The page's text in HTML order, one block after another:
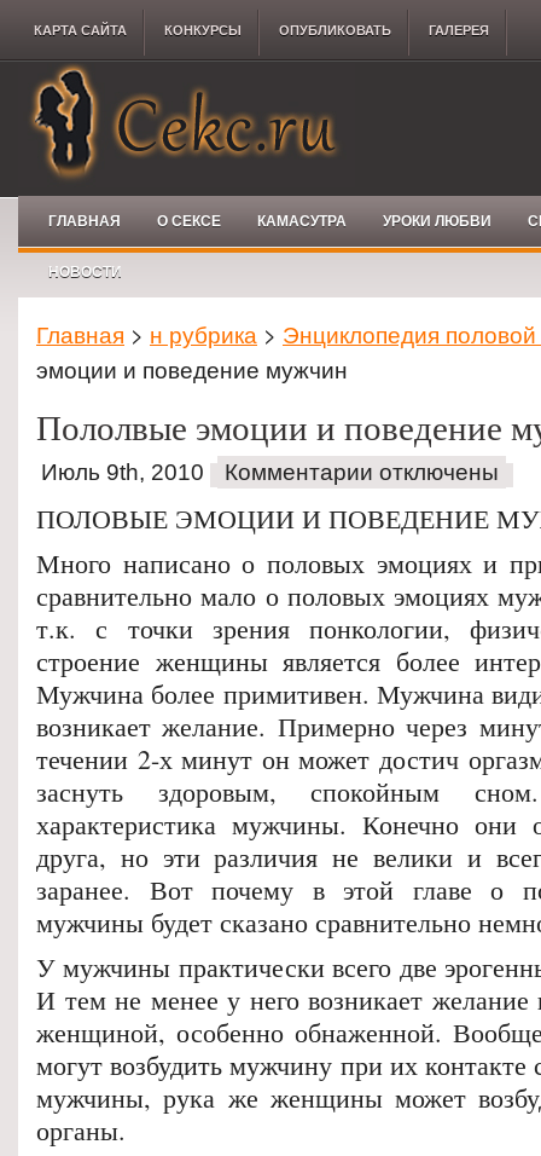
КАРТА САЙТА КОНКУРCЫ ОПУБЛИКОВАТЬ ГАЛЕРЕЯ
ГЛАВНАЯ О СЕКСЕ КАМАСУТРА УРОКИ ЛЮБВИ
НОВОСТИ
Главная > н рубрика > Энциклопедия
эмоции и поведение мужчин
Пололвые эмоции и поведение
Июль 9th, 2010 Комментарии отключены
ПОЛОВЫЕ ЭМОЦИИ И ПОВЕДЕНИЕ
Много написано о половых эмоциях и
сравнительно мало о половых эмоциях
т.к. с точки зрения понкологии,
строение женщины является более
Мужчина более примитивен. Мужчина
возникает желание. Примерно через
течении 2-х минут он может достич
заснуть здоровым, спокойным
характеристика мужчины. Конечно они
друга, но эти различия не велики и
заранее. Вот почему в этой главе о
мужчины будет сказано сравнительно
У мужчины практически всего две
И тем не менее у него возникает желание
женщиной, особенно обнаженной.
могут возбудить мужчину при их
мужчины, рука же женщины может
органы.